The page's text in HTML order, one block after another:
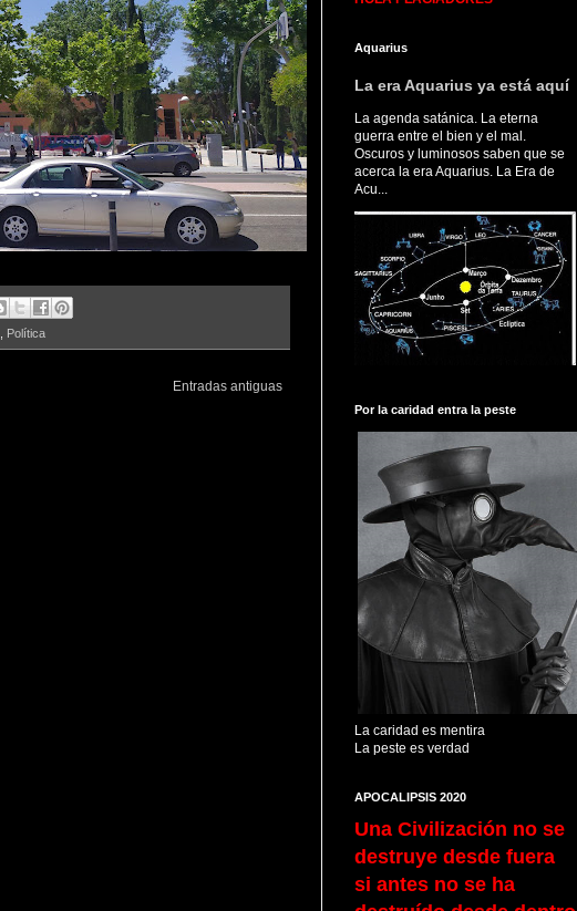
Política
Entradas antiguas
Aquarius
La era Aquarius ya está aquí
La agenda satánica. La eterna
guerra entre el bien y el mal.
Oscuros y luminosos saben que se
acerca la era Aquarius. La Era de
Acu...
Por la caridad entra la peste
La caridad es mentira
La peste es verdad
APOCALIPSIS 2020
Una Civilización no se
destruye desde fuera
si antes no se ha